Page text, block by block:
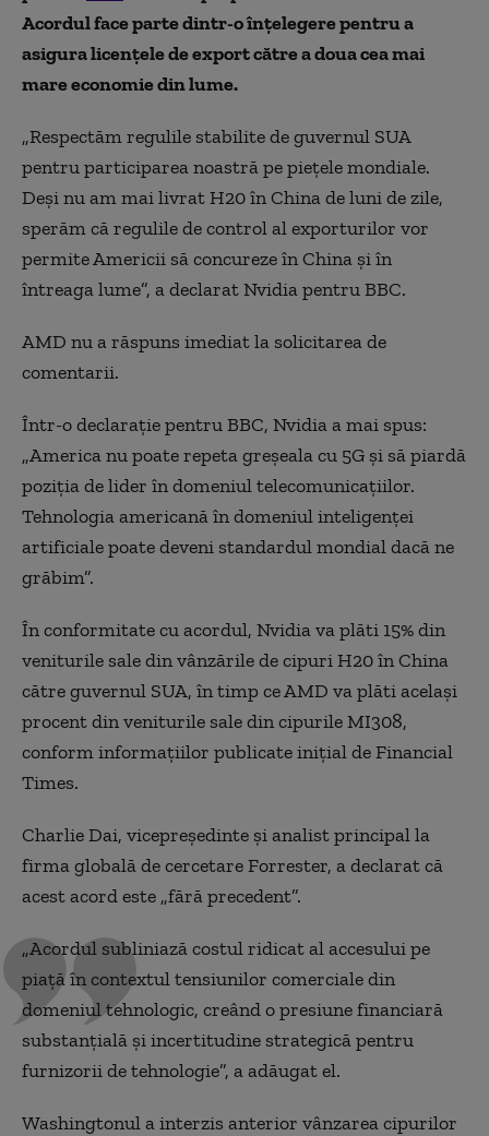
Acordul face parte dintr-o înțelegere pentru a
asigura licențele de export către a doua cea mai
mare economie din lume.
„Respectăm regulile stabilite de guvernul SUA
pentru participarea noastră pe piețele mondiale.
Deși nu am mai livrat H20 în China de luni de zile,
sperăm că regulile de control al exporturilor vor
permite Americii să concureze în China și în
întreaga lume”, a declarat Nvidia pentru BBC.
AMD nu a răspuns imediat la solicitarea de
comentarii.
Într-o declarație pentru BBC, Nvidia a mai spus:
„America nu poate repeta greșeala cu 5G și să piardă
poziția de lider în domeniul telecomunicațiilor.
Tehnologia americană în domeniul inteligenței
artificiale poate deveni standardul mondial dacă ne
grăbim”.
În conformitate cu acordul, Nvidia va plăti 15% din
veniturile sale din vânzările de cipuri H20 în China
către guvernul SUA, în timp ce AMD va plăti același
procent din veniturile sale din cipurile MI308,
conform informațiilor publicate inițial de Financial
Times.
Charlie Dai, vicepreședinte și analist principal la
firma globală de cercetare Forrester, a declarat că
acest acord este „fără precedent”.
„Acordul subliniază costul ridicat al accesului pe
piață în contextul tensiunilor comerciale din
domeniul tehnologic, creând o presiune financiară
substanțială și incertitudine strategică pentru
furnizorii de tehnologie”, a adăugat el.
Washingtonul a interzis anterior vânzarea cipurilor